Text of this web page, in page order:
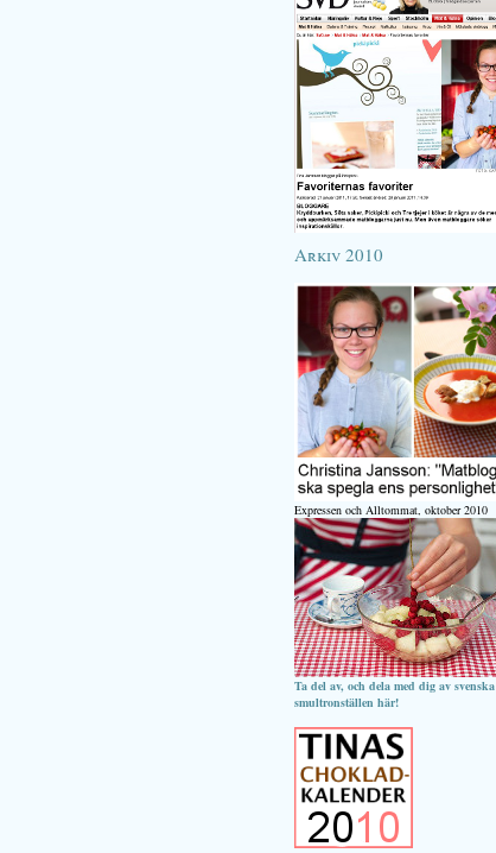
Arkiv 2010
Expressen och Alltommat, oktober 2010
Ta del av, och dela med dig av svenska
smultronställen här!